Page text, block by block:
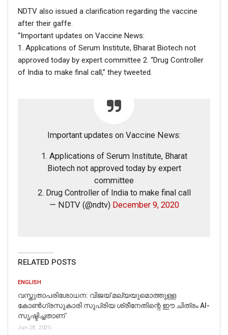
NDTV also issued a clarification regarding the vaccine
after their gaffe.
“Important updates on Vaccine News:
1. Applications of Serum Institute, Bharat Biotech not
approved today by expert committee 2. “Drug Controller
of India to make final call,” they tweeted.
Important updates on Vaccine News:
1. Applications of Serum Institute, Bharat
Biotech not approved today by expert
committee
2. Drug Controller of India to make final call
— NDTV (@ndtv) December 9, 2020
RELATED POSTS
ENGLISH
വസ്തുതാപരിശോധന: വിജയ് മല്യയുമൊത്തുള്ള
കോൺഗ്രസുകാരി സുപ്രിയ ശ്രീനേതിന്റെ ഈ ചിത്രം AI-
സൃഷ്ടിച്ചതാണ്
Jun 28, 2025